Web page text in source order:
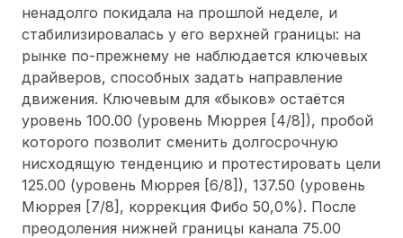
ненадолго покидала на прошлой неделе, и
стабилизировалась у его верхней границы: на
рынке по-прежнему не наблюдается ключевых
драйверов, способных задать направление
движения. Ключевым для «быков» остаётся
уровень 100.00 (уровень Мюррея [4/8] ), пробой
которого позволит сменить долгосрочную
нисходящую тенденцию и протестировать цели
125.00 (уровень Мюррея [6/8] ), 137.50 (уровень
Мюррея [7/8], коррекция Фибо 50,0%). После
преодоления нижней границы канала 75.00